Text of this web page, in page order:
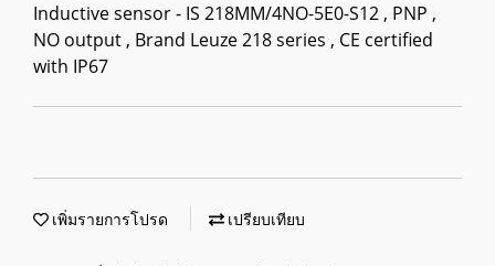
Inductive sensor - IS 218MM/4NO-5E0-S12 , PNP ,
NO output , Brand Leuze 218 series , CE certified
with IP67
เพิ่มรายการโปรด เปรียบเทียบ